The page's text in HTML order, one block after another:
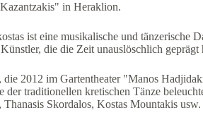
in Heraklion.
ist eine musikalische und tänzerische
die die Zeit unauslöschlich geprägt
2012 im Gartentheater "Manos
traditionellen kretischen Tänze
Skordalos, Kostas Mountakis usw.